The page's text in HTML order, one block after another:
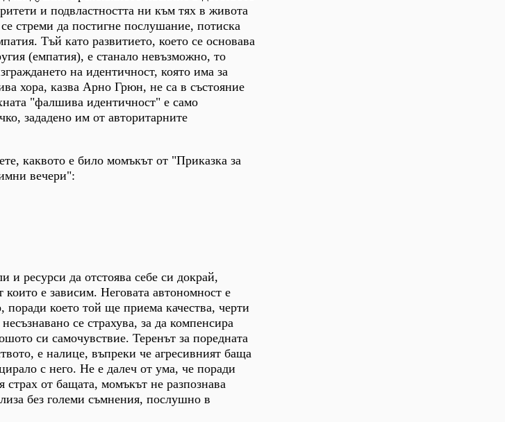
и подвластността ни към тях в живота
стреми да постигне послушание, потиска
Тъй като развитието, което се основава
(емпатия), е станало невъзможно, то
на идентичност, която има за
хора, казва Арно Грюн, не са в състояние
"фалшива идентичност" е само
зададено им от авторитарните
каквото е било момъкът от "Приказка за
вечери":
ресурси да отстоява себе си докрай,
е зависим. Неговата автономност е
поради което той ще приема качества, черти
се страхува, за да компенсира
си самочувствие. Теренът за поредната
е налице, въпреки че агресивният баща
с него. Не е далеч от ума, че поради
страх от бащата, момъкът не разпознава
без големи съмнения, послушно в